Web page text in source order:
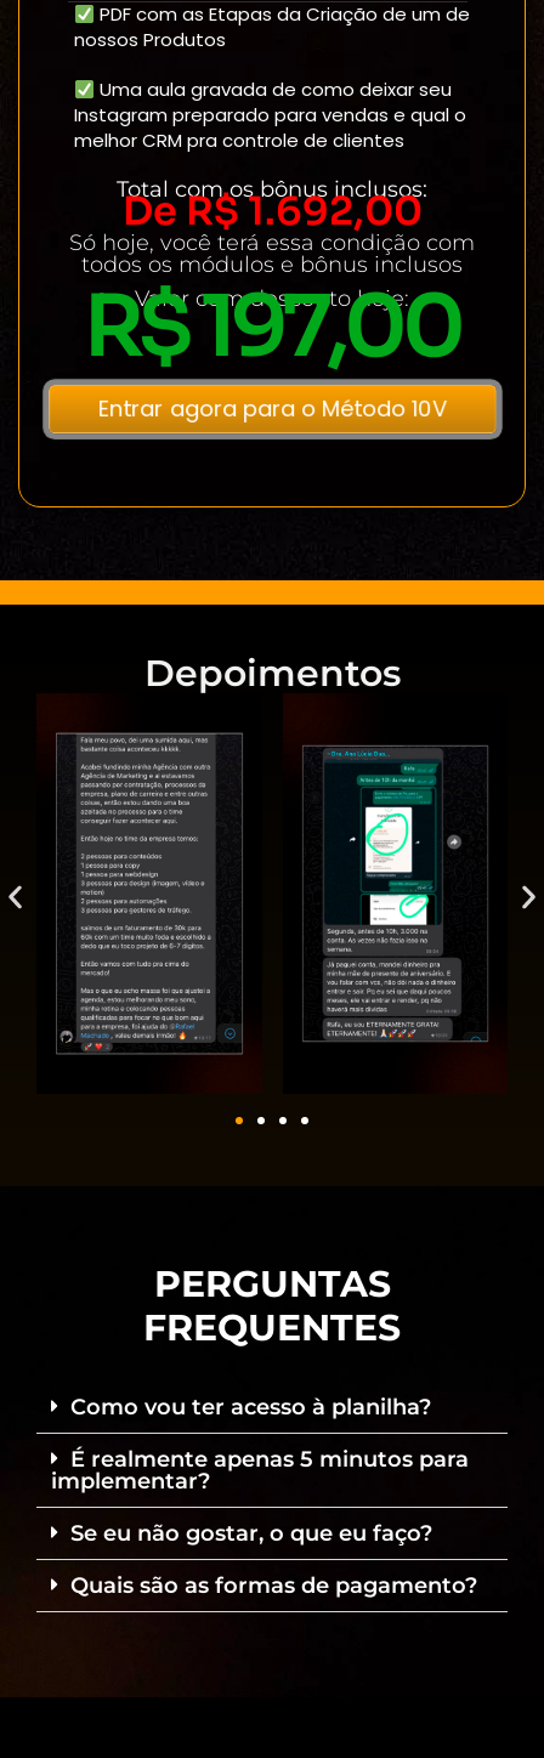
PDF com as Etapas da Criação de um de
nossos Produtos
Uma aula gravada de como deixar seu
Instagram preparado para vendas e qual o
melhor CRM pra controle de clientes
Total com os bônus inclusos:
De R$ 1.692,00
Só hoje, você terá essa condição com
todos os módulos e bônus inclusos
Valor com desconto hoje:
R$ 197,00
Entrar agora para o Método 10V
Depoimentos
PERGUNTAS
FREQUENTES
Como vou ter acesso à planilha?
É realmente apenas 5 minutos para
implementar?
Se eu não gostar, o que eu faço?
Quais são as formas de pagamento?